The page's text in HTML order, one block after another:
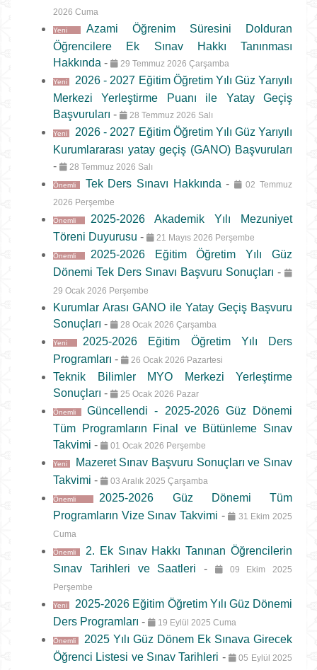
2026 Cuma
Yeni
Azami Öğrenim Süresini Dolduran
Öğrencilere Ek Sınav Hakkı Tanınması
Hakkında - 29 Temmuz 2026 Çarşamba
Yeni
2026 - 2027 Eğitim Öğretim Yılı Güz Yarıyılı
Merkezi Yerleştirme Puanı ile Yatay Geçiş
Başvuruları - 28 Temmuz 2026 Salı
Yeni
2026 - 2027 Eğitim Öğretim Yılı Güz Yarıyılı
Kurumlararası yatay geçiş (GANO) Başvuruları
-
28 Temmuz 2026 Salı
Önemli Tek Ders Sınavı Hakkında-
02 Temmuz
2026 Perşembe
Önemli
2025-2026 Akademik Yılı Mezuniyet
Töreni Duyurusu - 21 Mayıs 2026 Perşembe
Önemli
2025-2026 Eğitim Öğretim Yılı Güz
Dönemi Tek Ders Sınavı Başvuru Sonuçları -
29 Ocak 2026 Perşembe
Kurumlar Arası GANO ile Yatay Geçiş Başvuru
Sonuçları - 28 Ocak 2026 Çarşamba
Yeni
2025-2026 Eğitim Öğretim Yılı Ders
Programları - 26 Ocak 2026 Pazartesi
Teknik Bilimler MYO Merkezi Yerleştirme
Sonuçları - 25 Ocak 2026 Pazar
Önemli
Güncellendi - 2025-2026 Güz Dönemi
Tüm Programların Final ve Bütünleme Sınav
Takvimi - 01 Ocak 2026 Perşembe
Yeni
Mazeret Sınav Başvuru Sonuçları ve Sınav
Takvimi - 03 Aralık 2025 Çarşamba
Önemli
2025-2026 Güz Dönemi Tüm
Programların Vize Sınav Takvimi -
31 Ekim 2025
Cuma
Önemli
2. Ek Sınav Hakkı Tanınan Öğrencilerin
Sınav Tarihleri ve Saatleri -
09 Ekim 2025
Perşembe
Yeni
2025-2026 Eğitim Öğretim Yılı Güz Dönemi
Ders Programları - 19 Eylül 2025 Cuma
Önemli
2025 Yılı Güz Dönem Ek Sınava Girecek
Öğrenci Listesi ve Sınav Tarihleri -
05 Eylül 2025